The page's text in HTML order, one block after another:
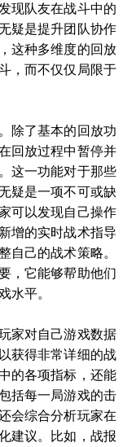
现队友在战斗中的
疑是提升团队协作
这种多维度的回放
，而不仅仅局限于
除了基本的回放功
回放过程中暂停并
这一功能对于那些
疑是一项不可或缺
可以发现自己操作
增的实时战术指导
自己的战术策略。
，它能够帮助他们
水平。
家对自己游戏数据
获得非常详细的战
的各项指标，还能
括每一局游戏的击
会综合分析玩家在
建议。比如，战报